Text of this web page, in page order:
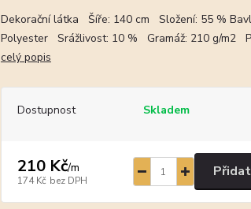
Dekorační látka Šíře: 140 cm Složení: 55 %
Polyester Srážlivost: 10 % Gramáž: 210 g/m2
celý popis
Dostupnost Skladem
210 Kč/m
174 Kč bez DPH